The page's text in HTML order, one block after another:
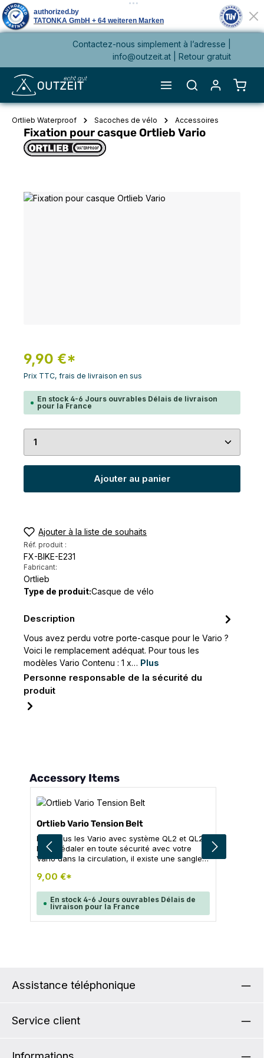
Contactez-nous simplement à l’adresse |
info@outzeit.at
| Retour gratuit
Le
Ortlieb Waterproof Sacoches de vélo Accessoires
Fixation pour casque Ortlieb Vario
Ignorer la galerie d'images
9,90 €*
Prix TTC, frais de livraison en sus
En stock 4-6 Jours ouvrables Délais de livraison
pour la France
Quantité de produit : Entrez la quantité
Ajouter au panier
Ajouter à la liste de souhaits
Réf. produit :
FX-BIKE-E231
Fabricant:
Ortlieb
Type de produit:Casque de vélo
Description
Vous avez perdu votre porte-casque pour le Vario ?
Voici le remplacement adéquat. Pour tous les
modèles Vario Contenu : 1 x… Plus
Personne responsable de la sécurité du
produit
Ignorer la galerie de produits
Accessory Items
Ortlieb Vario Tension Belt
Pour tous les Vario avec système QL2 et QL2.1.
Pour pédaler en toute sécurité avec votre
Vario dans la circulation, il existe une sangle
d'éviter que le sac ne s'affaisse. Contenu: 1x
languette à visser Caractéristiques
techniques Hauteur : 27 cm
9,00 €*
En stock 4-6 Jours ouvrables Délais de
livraison pour la France
Assistance téléphonique
Service client